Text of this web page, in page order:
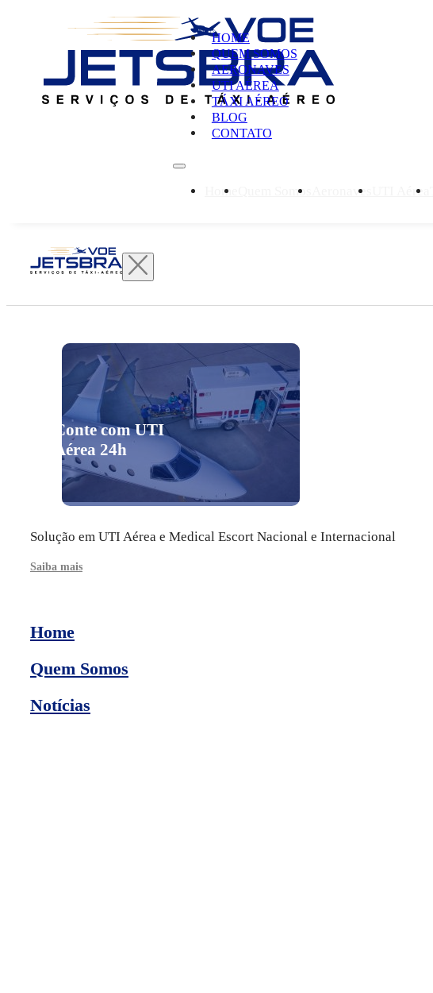
HOME
QUEM SOMOS
AERONAVES
UTI AÉREA
TÁXI AÉREO
BLOG
CONTATO
Home Quem Somos Aeronaves UTI Aérea
Conte com UTI
Aérea 24h
Solução em UTI Aérea e Medical Escort Nacional e Internacional
Saiba mais
Home
Quem Somos
Notícias